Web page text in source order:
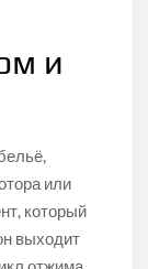
и
или
который
выходит